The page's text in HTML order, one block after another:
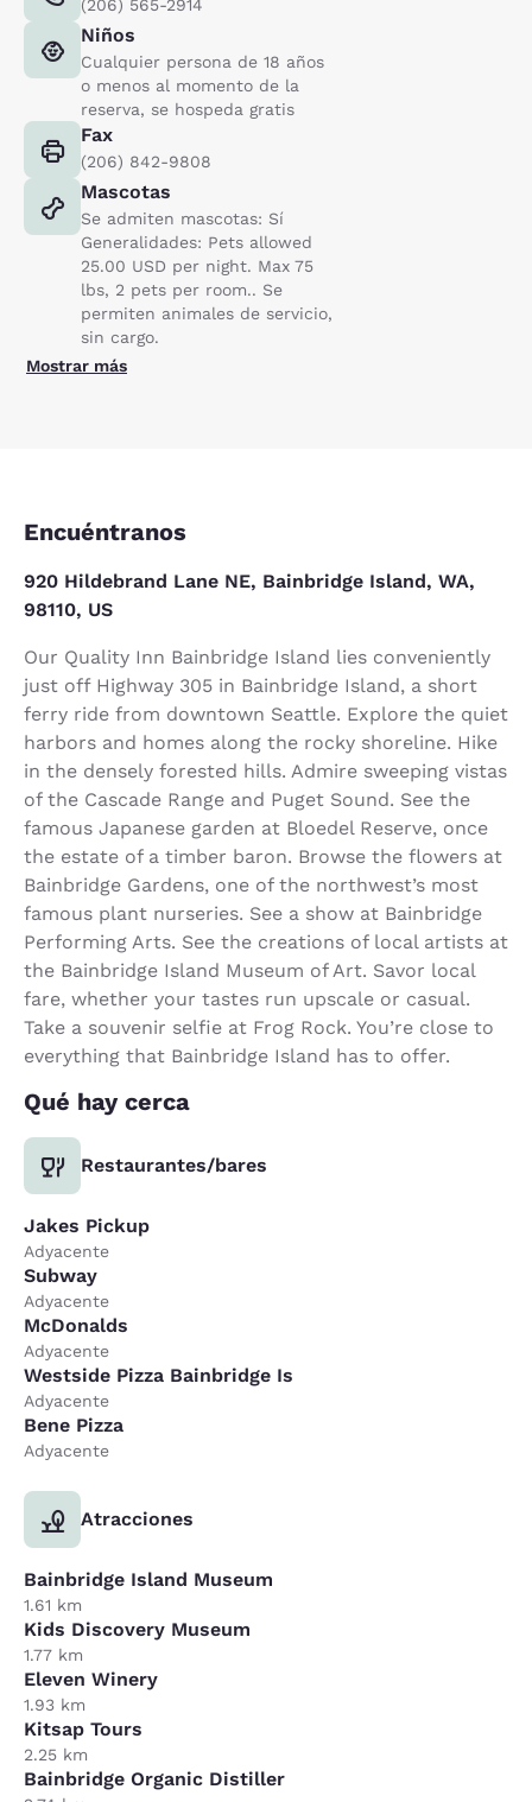
(206) 565-2914
Niños
Cualquier persona de 18 años
o menos al momento de la
reserva, se hospeda gratis
Fax
(206) 842-9808
Mascotas
Se admiten mascotas: Sí
Generalidades: Pets allowed
25.00 USD per night. Max 75
lbs, 2 pets per room.. Se
permiten animales de servicio,
sin cargo.
Mostrar más
Encuéntranos
920 Hildebrand Lane NE, Bainbridge Island, WA,
98110, US
Our Quality Inn Bainbridge Island lies conveniently
just off Highway 305 in Bainbridge Island, a short
ferry ride from downtown Seattle. Explore the quiet
harbors and homes along the rocky shoreline. Hike
in the densely forested hills. Admire sweeping vistas
of the Cascade Range and Puget Sound. See the
famous Japanese garden at Bloedel Reserve, once
the estate of a timber baron. Browse the flowers at
Bainbridge Gardens, one of the northwest’s most
famous plant nurseries. See a show at Bainbridge
Performing Arts. See the creations of local artists at
the Bainbridge Island Museum of Art. Savor local
fare, whether your tastes run upscale or casual.
Take a souvenir selfie at Frog Rock. You’re close to
everything that Bainbridge Island has to offer.
Qué hay cerca
Restaurantes/bares
Jakes Pickup
Adyacente
Subway
Adyacente
McDonalds
Adyacente
Westside Pizza Bainbridge Is
Adyacente
Bene Pizza
Adyacente
Atracciones
Bainbridge Island Museum
1.61 km
Kids Discovery Museum
1.77 km
Eleven Winery
1.93 km
Kitsap Tours
2.25 km
Bainbridge Organic Distiller